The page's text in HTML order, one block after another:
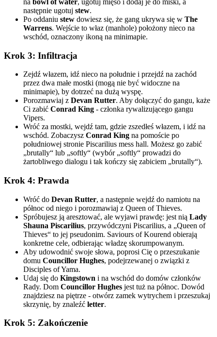
następnie ugotuj stew.
Po oddaniu stew dowiesz się, że gang ukrywa się w The
Warrens. Wejście to właz (manhole) położony nieco na
wschód, oznaczony ikoną na minimapie.
Krok 3: Infiltracja
Zejdź włazem, idź nieco na południe i przejdź na zachód
przez dwa małe mostki (mogą nie być widoczne na
minimapie), by dotrzeć na dużą wyspę.
Porozmawiaj z Devan Rutter. Aby dołączyć do gangu, każe
Ci zabić Conrad King - członka rywalizującego gangu
Vipers.
Wróć za mostki, wejdź tam, gdzie zszedłeś włazem, i idź na
wschód. Zobaczysz Conrad King na pomoście po
południowej stronie Piscarilius mess hall. Możesz go zabić
„brutally“ lub „softly“ (wybór „softly“ prowadzi do
żartobliwego dialogu i tak kończy się zabiciem „brutally“).
Krok 4: Prawda
Wróć do Devan Rutter, a następnie wejdź do namiotu na
północ od niego i porozmawiaj z Queen of Thieves.
Spróbujesz ją aresztować, ale wyjawi prawdę: jest nią Lady
Shauna Piscarilius, przywódczyni Piscarilius, a „Queen of
Thieves“ to jej pseudonim. Saviours of Kourend obierają
konkretne cele, odbierając władzę skorumpowanym.
Aby udowodnić swoje słowa, poprosi Cię o przeszukanie
domu Councillor Hughes, podejrzewanej o związki z
Disciples of Yama.
Udaj się do Kingstown i na wschód do domów członków
Rady. Dom Councillor Hughes jest tuż na północ. Dowód
znajdziesz na piętrze - otwórz zamek wytrychem i przeszukaj
skrzynię, by znaleźć letter.
Krok 5: Zakończenie